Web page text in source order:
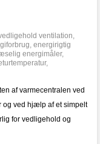
ventilation,
, energirigtig
energimåler,
,
af varmecentralen ved
ved hjælp af et simpelt
for vedligehold og